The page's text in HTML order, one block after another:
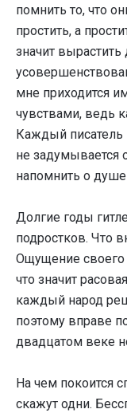
помнить то, что
простить, а
значит вырастить
мне приходится
чувствами, ведь
Каждый
не задумывается
напомнить о
Долгие годы
подростков. Что
Ощущение своего
что значит
каждый народ
поэтому вправе
двадцатом веке
На чем покоится
скажут одни.